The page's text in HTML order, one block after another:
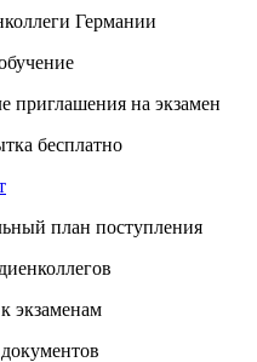
Германии
приглашения на экзамен
бесплатно
план поступления
экзаменам